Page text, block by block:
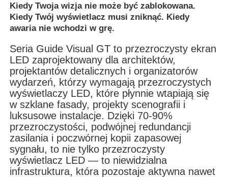
Do domu
Filmy
Pokaz VR
O nas
Wycieczka po fabryce
Kiedy Twoja wizja nie może być zablokowana.
Kiedy Twój wyświetlacz musi zniknąć. Kiedy
awaria nie wchodzi w grę.
Seria Guide Visual GT to przezroczysty ekran
LED zaprojektowany dla architektów,
projektantów detalicznych i organizatorów
wydarzeń, którzy wymagają przezroczystych
wyświetlaczy LED, które płynnie wtapiają się
w szklane fasady, projekty scenografii i
luksusowe instalacje. Dzięki 70-90%
przezroczystości, podwójnej redundancji
zasilania i poczwórnej kopii zapasowej
sygnału, to nie tylko przezroczysty
wyświetlacz LED — to niewidzialna
infrastruktura, która pozostaje aktywna nawet